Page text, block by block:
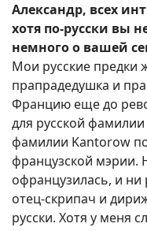
Александр, всех
хотя по-русски вы
немного о вашей
Мои русские предки
прапрадедушка и
Францию еще до
для русской
фамилии Kantorow
французской мэрии.
офранцузилась, и
отец-скрипач и
русски. Хотя у меня